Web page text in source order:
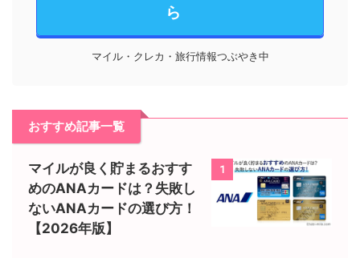
ら
マイル・クレカ・旅行情報つぶやき中
おすすめ記事一覧
1
マイルが良く貯まるおすす
めのANAカードは？失敗し
ないANAカードの選び方！
【2026年版】